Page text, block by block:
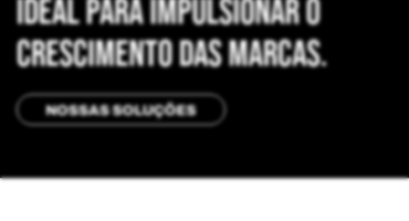
IDEAL PARA IMPULSIONAR O
CRESCIMENTO DAS MARCAS.
NOSSAS SOLUÇÕES